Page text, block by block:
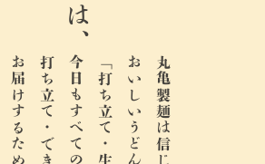
おいしいうどんは
お届けするために、